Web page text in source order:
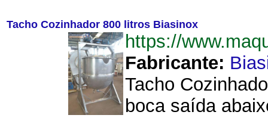
Tacho Cozinhador 800 litros Biasinox
https://
Fabricante:
Tacho
boca saída